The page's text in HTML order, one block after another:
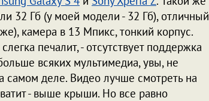
32 Гб (у моей модели - 32 Гб), отличный
камера в 13 Мпикс, тонкий корпус.
печалит, - отсутствует поддержка
всяких мультимедиа, увы, не
самом деле. Видео лучше смотреть на
- выше крыши. Но все равно